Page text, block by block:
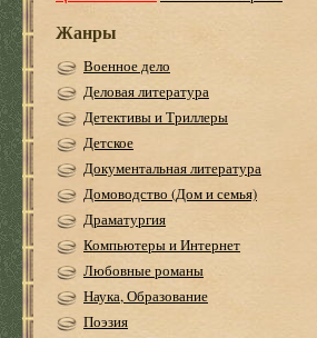
Жанры
Военное дело
Деловая литература
Детективы и Триллеры
Детское
Документальная литература
Домоводство (Дом и семья)
Драматургия
Компьютеры и Интернет
Любовные романы
Наука, Образование
Поэзия